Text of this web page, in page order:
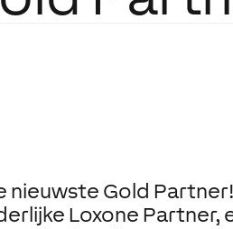
Gold
Loxone Partner,